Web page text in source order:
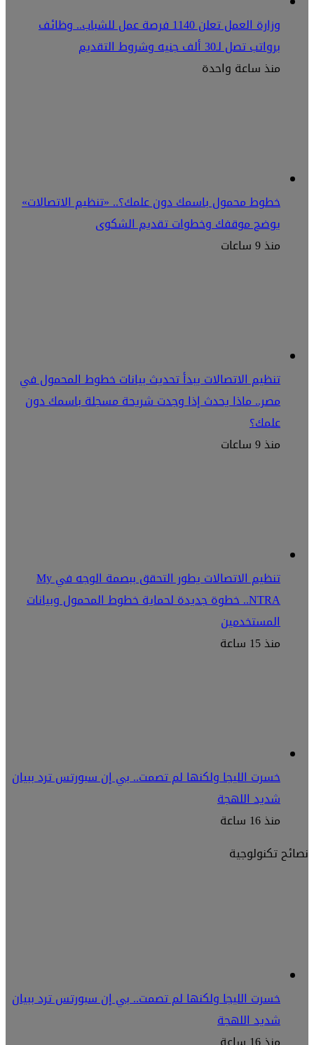
وزارة العمل تعلن 1140 فرصة عمل للشباب.. وظائف
برواتب تصل لـ30 ألف جنيه وشروط التقديم
منذ ساعة واحدة
خطوط محمول باسمك دون علمك؟.. «تنظيم الاتصالات»
يوضح موقفك وخطوات تقديم الشكوى
منذ 9 ساعات
تنظيم الاتصالات يبدأ تحديث بيانات خطوط المحمول في
مصر.. ماذا يحدث إذا وجدت شريحة مسجلة باسمك دون
علمك؟
منذ 9 ساعات
تنظيم الاتصالات يطور التحقق ببصمة الوجه في My
NTRA.. خطوة جديدة لحماية خطوط المحمول وبيانات
المستخدمين
منذ 15 ساعة
خسرت الليجا ولكنها لم تصمت.. بي إن سبورتس ترد ببيان
شديد اللهجة
منذ 16 ساعة
نصائح تكنولوجية
خسرت الليجا ولكنها لم تصمت.. بي إن سبورتس ترد ببيان
شديد اللهجة